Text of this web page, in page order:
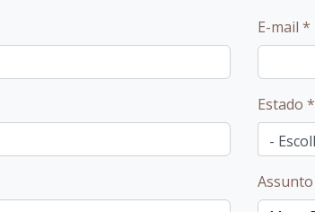
E-mail *
Estado *
Assunto